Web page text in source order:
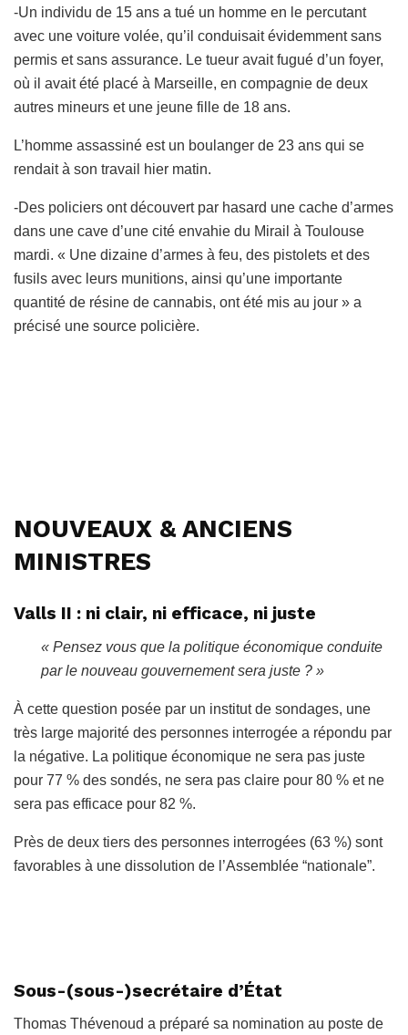
-Un individu de 15 ans a tué un homme en le percutant
avec une voiture volée, qu’il conduisait évidemment sans
permis et sans assurance. Le tueur avait fugué d’un foyer,
où il avait été placé à Marseille, en compagnie de deux
autres mineurs et une jeune fille de 18 ans.
L’homme assassiné est un boulanger de 23 ans qui se
rendait à son travail hier matin.
-Des policiers ont découvert par hasard une cache d’armes
dans une cave d’une cité envahie du Mirail à Toulouse
mardi. « Une dizaine d’armes à feu, des pistolets et des
fusils avec leurs munitions, ainsi qu’une importante
quantité de résine de cannabis, ont été mis au jour » a
précisé une source policière.
NOUVEAUX & ANCIENS
MINISTRES
Valls II : ni clair, ni efficace, ni juste
« Pensez vous que la politique économique conduite
par le nouveau gouvernement sera juste ? »
À cette question posée par un institut de sondages, une
très large majorité des personnes interrogée a répondu par
la négative. La politique économique ne sera pas juste
pour 77 % des sondés, ne sera pas claire pour 80 % et ne
sera pas efficace pour 82 %.
Près de deux tiers des personnes interrogées (63 %) sont
favorables à une dissolution de l’Assemblée “nationale”.
Sous-(sous-)secrétaire d’État
Thomas Thévenoud a préparé sa nomination au poste de